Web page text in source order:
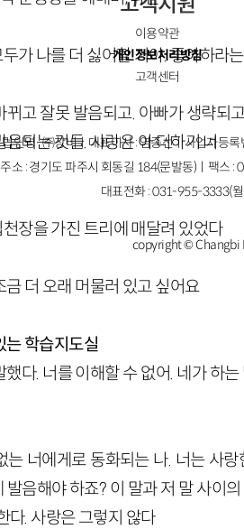
가 나를 더 싫어할 거야. 좋아하라
뀌고 잘못 발음되고. 아빠가 생략되
음되는 것들. 사랑은 아 더하기 너
장을 가진 트리에 매달려 있었다
금 더 오래 머물러 있고 싶어요
는 학습지도실
했다. 너를 이해할 수 없어. 네가 하
는 너에게로 동화되는 나. 너는 사
발음해야 하죠? 이 말과 저 말 사이
다. 사랑은 그렇지 않다
이용약관
개인정보처리방침
고객센터
법인명 : ㈜창비ㅣ대표이사 : 염종선ㅣ사업자등
주소 : 경기도 파주시 회동길 184(문발동)ㅣ팩스
대표전화 : 031-955-3333(
copyright © Changbi